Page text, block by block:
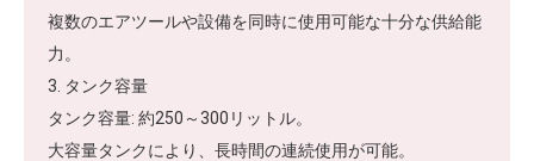
複数のエアツールや設備を同時に使用可能な十分な供給能
力。
3. タンク容量
タンク容量: 約250～300リットル。
大容量タンクにより、長時間の連続使用が可能。